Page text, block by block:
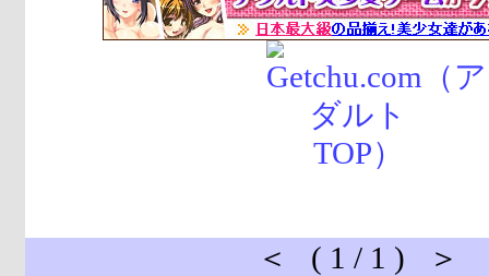
＜ ( 1 / 1 ) ＞